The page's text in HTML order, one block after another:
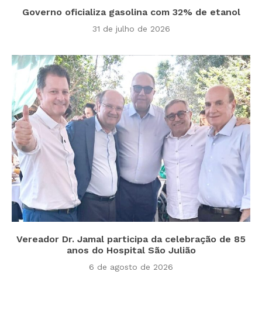
Governo oficializa gasolina com 32% de etanol
31 de julho de 2026
Vereador Dr. Jamal participa da celebração de 85
anos do Hospital São Julião
6 de agosto de 2026